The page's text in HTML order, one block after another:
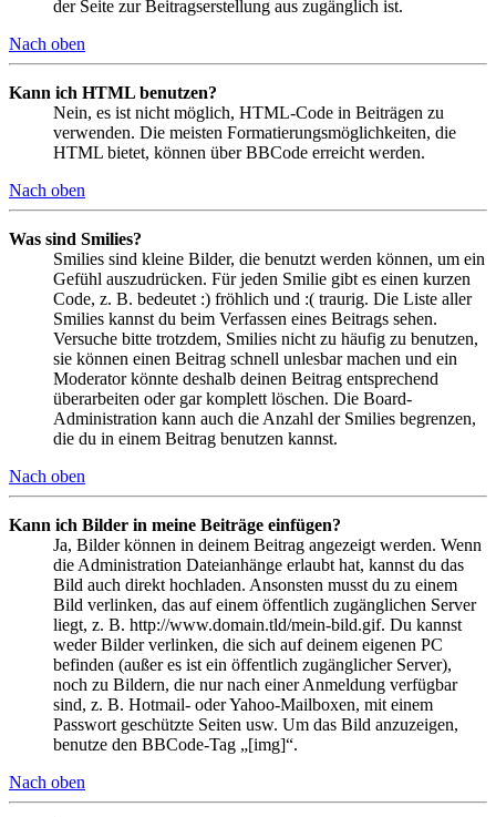
der Seite zur Beitragserstellung aus zugänglich ist.
Nach oben
Kann ich HTML benutzen?
Nein, es ist nicht möglich, HTML-Code in Beiträgen zu
verwenden. Die meisten Formatierungsmöglichkeiten, die
HTML bietet, können über BBCode erreicht werden.
Nach oben
Was sind Smilies?
Smilies sind kleine Bilder, die benutzt werden können, um ein
Gefühl auszudrücken. Für jeden Smilie gibt es einen kurzen
Code, z. B. bedeutet :) fröhlich und :( traurig. Die Liste aller
Smilies kannst du beim Verfassen eines Beitrags sehen.
Versuche bitte trotzdem, Smilies nicht zu häufig zu benutzen,
sie können einen Beitrag schnell unlesbar machen und ein
Moderator könnte deshalb deinen Beitrag entsprechend
überarbeiten oder gar komplett löschen. Die Board-
Administration kann auch die Anzahl der Smilies begrenzen,
die du in einem Beitrag benutzen kannst.
Nach oben
Kann ich Bilder in meine Beiträge einfügen?
Ja, Bilder können in deinem Beitrag angezeigt werden. Wenn
die Administration Dateianhänge erlaubt hat, kannst du das
Bild auch direkt hochladen. Ansonsten musst du zu einem
Bild verlinken, das auf einem öffentlich zugänglichen Server
liegt, z. B. http://www.domain.tld/mein-bild.gif. Du kannst
weder Bilder verlinken, die sich auf deinem eigenen PC
befinden (außer es ist ein öffentlich zugänglicher Server),
noch zu Bildern, die nur nach einer Anmeldung verfügbar
sind, z. B. Hotmail- oder Yahoo-Mailboxen, mit einem
Passwort geschützte Seiten usw. Um das Bild anzuzeigen,
benutze den BBCode-Tag „[img]“.
Nach oben